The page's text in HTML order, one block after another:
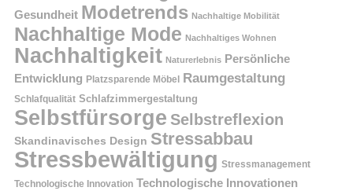
Gesundheit Modetrends Nachhaltige Mobilität
Nachhaltige Mode Nachhaltiges Wohnen
Nachhaltigkeit Naturerlebnis Persönliche
Entwicklung Platzsparende Möbel Raumgestaltung
Schlafqualität Schlafzimmergestaltung
Selbstfürsorge Selbstreflexion
Skandinavisches Design Stressabbau
Stressbewältigung Stressmanagement
Technologische Innovation Technologische Innovationen